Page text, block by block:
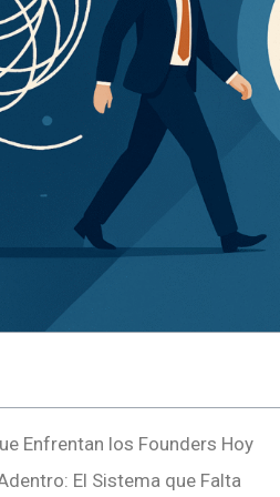
Enfrentan los Founders Hoy
El Sistema que Falta